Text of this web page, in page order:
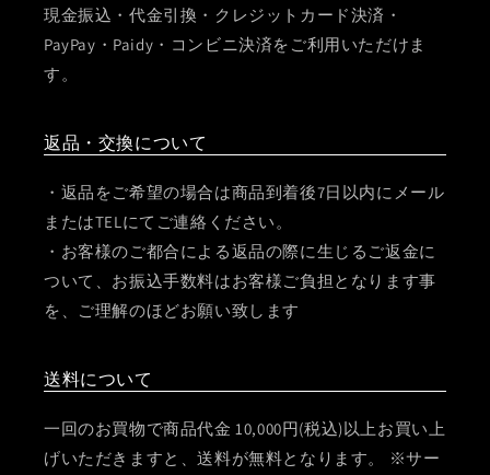
現金振込・代金引換・クレジットカード決済・
PayPay・Paidy・コンビニ決済をご利用いただけま
す。
返品・交換について
・返品をご希望の場合は商品到着後7日以内にメール
またはTELにてご連絡ください。
・お客様のご都合による返品の際に生じるご返金に
ついて、お振込手数料はお客様ご負担となります事
を、ご理解のほどお願い致します
送料について
一回のお買物で商品代金 10,000円(税込)以上お買い上
げいただきますと、送料が無料となります。 ※サー